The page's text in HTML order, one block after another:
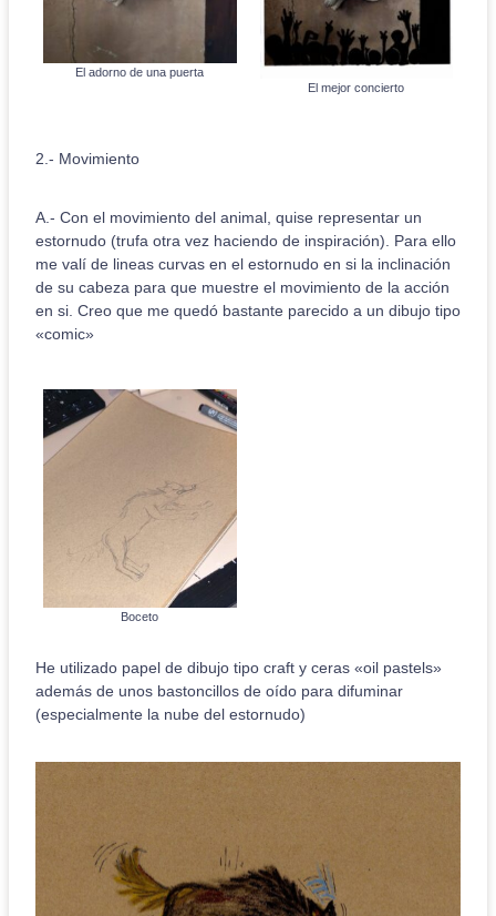
El adorno de una puerta
El mejor concierto
2.- Movimiento
A.- Con el movimiento del animal, quise representar un
estornudo (trufa otra vez haciendo de inspiración). Para ello
me valí de lineas curvas en el estornudo en si la inclinación
de su cabeza para que muestre el movimiento de la acción
en si. Creo que me quedó bastante parecido a un dibujo tipo
«comic»
Boceto
He utilizado papel de dibujo tipo craft y ceras «oil pastels»
además de unos bastoncillos de oído para difuminar
(especialmente la nube del estornudo)